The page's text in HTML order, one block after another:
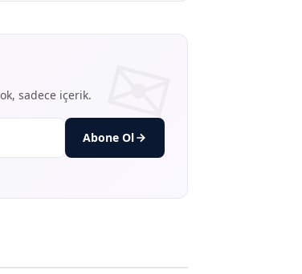
sadece içerik.
Abone Ol